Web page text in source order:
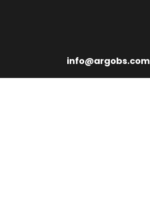
info@argobs.com